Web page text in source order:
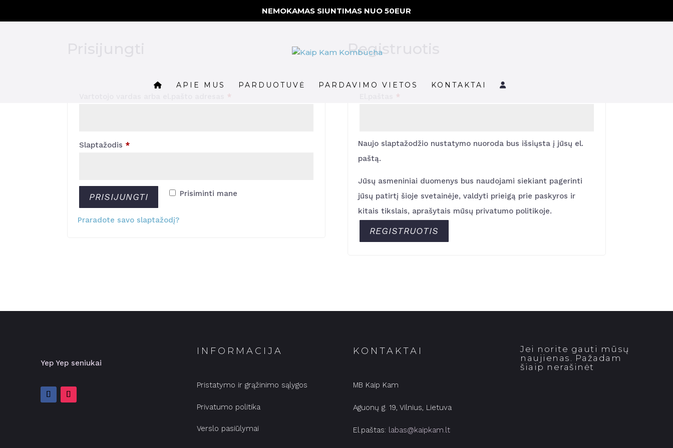
NEMOKAMAS SIUNTIMAS NUO 50EUR
APIE MUS PARDUOTUVĖ PARDAVIMO VIETOS KONTAKTAI
*
Slaptažodis *Privalomas
Prisiminti mane
PRISIJUNGTI
Praradote savo slaptažodį?
Registruotis
*Privalomas
Naujo slaptažodžio nustatymo nuoroda bus išsiųsta į jūsų el.
paštą.
Jūsų asmeniniai duomenys bus naudojami siekiant pagerinti
jūsų patirtį šioje svetainėje, valdyti prieigą prie paskyros ir
kitais tikslais, aprašytais mūsų privatumo politikoje.
REGISTRUOTIS
Yep Yep seniukai
INFORMACIJA
Pristatymo ir grąžinimo sąlygos
Privatumo politika
Verslo pasiūlymai
KONTAKTAI
MB Kaip Kam
Aguonų g. 19, Vilnius, Lietuva
El.paštas: labas@kaipkam.lt
Jei norite gauti mūsų
naujienas. Pažadam
šiaip nerašinėt